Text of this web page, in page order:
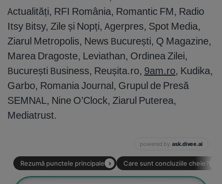
Actualități, RFI România, Romantic FM, Radio
Itsy Bitsy, Zile și Nopți, Agerpres, Spot Media,
Ziarul Metropolis, News București, Q Magazine,
Marea Dragoste, Leviathan, Ordinea Zilei,
București Business, Reușita.ro, 9am.ro, Kudika,
Garbo, Romania Journal, Grupul de Presă
SEMNAL, Nine O’Clock, Ziarul Puterea,
Mediatrust.